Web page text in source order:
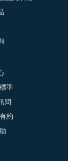
準
問
約